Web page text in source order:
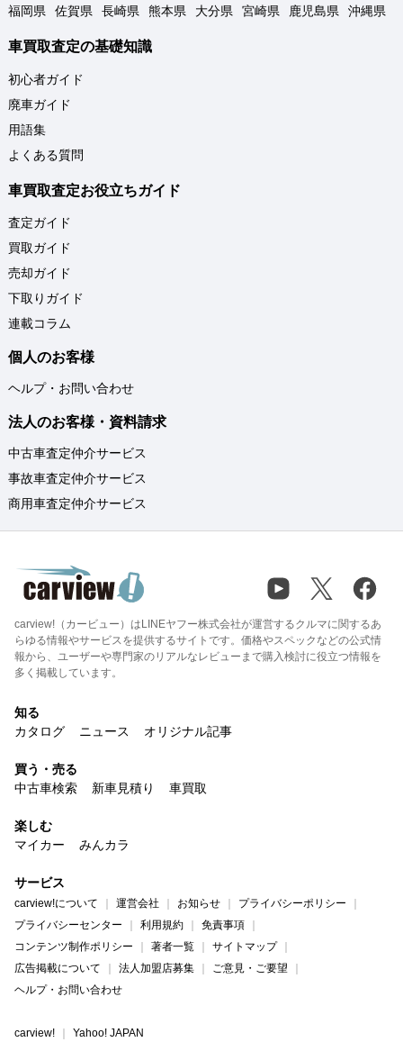
福岡県
佐賀県 長崎県 熊本県 大分県 宮崎県 鹿児島県 沖縄県
車買取査定の基礎知識
初心者ガイド
廃車ガイド
用語集
よくある質問
車買取査定お役立ちガイド
査定ガイド
買取ガイド
売却ガイド
下取りガイド
連載コラム
個人のお客様
ヘルプ・お問い合わせ
法人のお客様・資料請求
中古車査定仲介サービス
事故車査定仲介サービス
商用車査定仲介サービス
carview!（カービュー）はLINEヤフー株式会社が運営するクルマに関するあ
らゆる情報やサービスを提供するサイトです。価格やスペックなどの公式情
報から、ユーザーや専門家のリアルなレビューまで購入検討に役立つ情報を
多く掲載しています。
知る
カタログ
ニュース オリジナル記事
買う・売る
中古車検索
新車見積り 車買取
楽しむ
マイカー
みんカラ
サービス
carview!について 運営会社 お知らせ
プライバシーポリシー
プライバシーセンター
利用規約
免責事項
コンテンツ制作ポリシー
著者一覧
サイトマップ
広告掲載について
法人加盟店募集
ご意見・ご要望
ヘルプ・お問い合わせ
carview! Yahoo! JAPAN